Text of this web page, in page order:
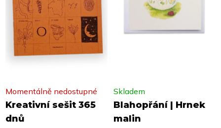
Kreativní sešit 365
dnů
Momentálně nedostupné
Blahopřání | Hrnek
malin
Skladem